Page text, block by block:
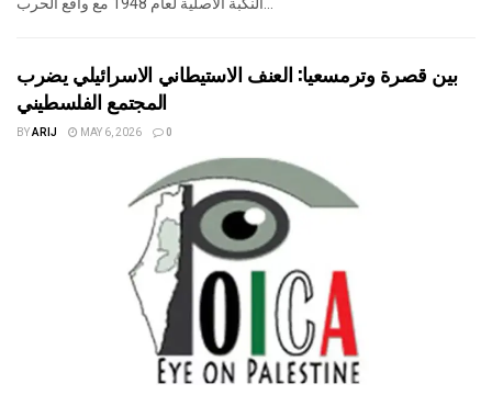
بين قصرة وترمسعيا: العنف الاستيطاني الاسرائيلي يضرب
المجتمع الفلسطيني
BYARIJ MAY 6, 2026 0